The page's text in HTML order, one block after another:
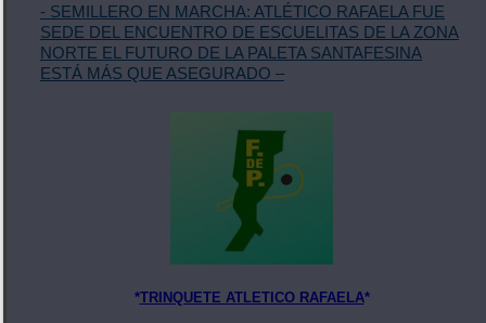
- SEMILLERO EN MARCHA: ATLÉTICO RAFAELA FUE
SEDE DEL ENCUENTRO DE ESCUELITAS DE LA ZONA
NORTE EL FUTURO DE LA PALETA SANTAFESINA
ESTÁ MÁS QUE ASEGURADO –
*TRINQUETE ATLETICO RAFAELA*